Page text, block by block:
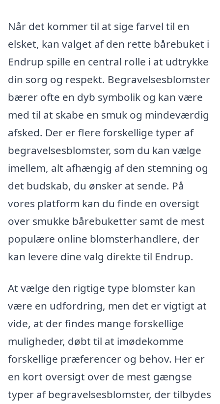
Når det kommer til at sige farvel til en
elsket, kan valget af den rette bårebuket i
Endrup spille en central rolle i at udtrykke
din sorg og respekt. Begravelsesblomster
bærer ofte en dyb symbolik og kan være
med til at skabe en smuk og mindeværdig
afsked. Der er flere forskellige typer af
begravelsesblomster, som du kan vælge
imellem, alt afhængig af den stemning og
det budskab, du ønsker at sende. På
vores platform kan du finde en oversigt
over smukke bårebuketter samt de mest
populære online blomsterhandlere, der
kan levere dine valg direkte til Endrup.
At vælge den rigtige type blomster kan
være en udfordring, men det er vigtigt at
vide, at der findes mange forskellige
muligheder, døbt til at imødekomme
forskellige præferencer og behov. Her er
en kort oversigt over de mest gængse
typer af begravelsesblomster, der tilbydes